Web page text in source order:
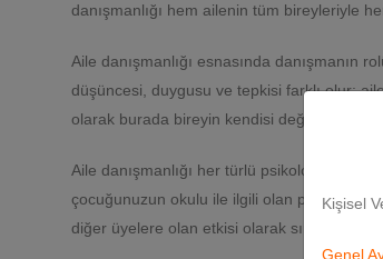
danışmanlığı hem ailenin tüm bireyleriyle
Aile danışmanlığı esnasında
düşüncesi, duygusu ve tepkisi farklı olur;
olarak burada bireyin kendisi değil,
Aile danışmanlığı her türlü psikolojik
çocuğunuzun okulu ile ilgili olan problemler,
diğer üyelere olan etkisi olarak sıralanabilir.
Kişisel
Genel